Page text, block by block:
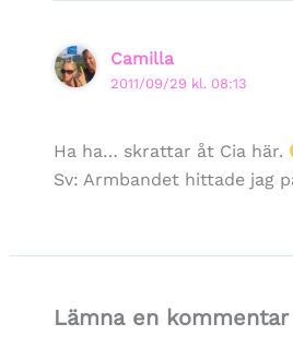
Camilla
2011/09/29 kl. 08:13
Ha ha… skrattar åt Cia här.
Sv: Armbandet hittade jag
Lämna en kommentar